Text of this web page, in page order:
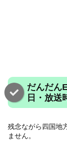
だんだん
日・放送
残念ながら四国地
ません。